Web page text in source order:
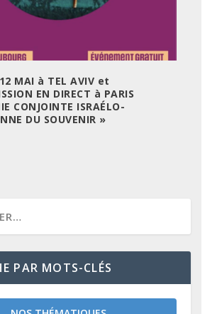
MAI à TEL AVIV et
EN DIRECT à PARIS
CONJOINTE ISRAÉLO-
DU SOUVENIR »
PAR MOTS-CLÉS